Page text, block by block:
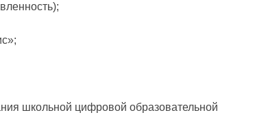
школьной цифровой образовательной